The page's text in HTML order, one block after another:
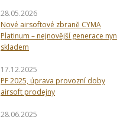
28.05.2026
Nové airsoftové zbraně CYMA
Platinum – nejnovější generace
skladem
17.12.2025
PF 2025, úprava provozní doby
airsoft prodejny
28.06.2025